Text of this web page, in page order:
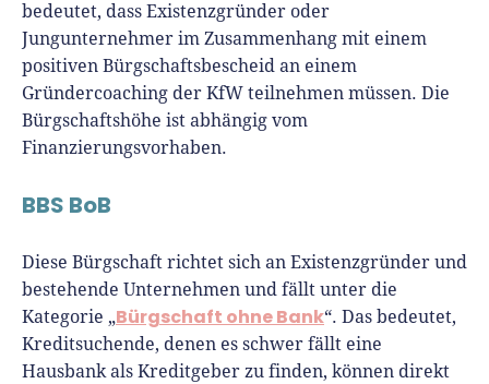
bedeutet, dass Existenzgründer oder
Jungunternehmer im Zusammenhang mit einem
positiven Bürgschaftsbescheid an einem
Gründercoaching der KfW teilnehmen müssen. Die
Bürgschaftshöhe ist abhängig vom
Finanzierungsvorhaben.
BBS BoB
Diese Bürgschaft richtet sich an Existenzgründer und
bestehende Unternehmen und fällt unter die
Kategorie „Bürgschaft ohne Bank“. Das bedeutet,
Kreditsuchende, denen es schwer fällt eine
Hausbank als Kreditgeber zu finden, können direkt